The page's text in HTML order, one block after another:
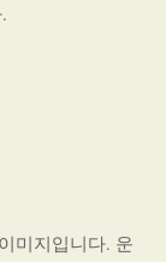
미지입니다. 운